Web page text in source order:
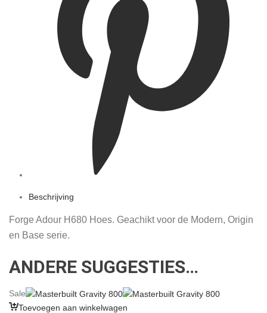
Beschrijving
Forge Adour H680 Hoes. Geachikt voor de Modern, Origin
en Base serie.
ANDERE SUGGESTIES…
Sale
Toevoegen aan winkelwagen